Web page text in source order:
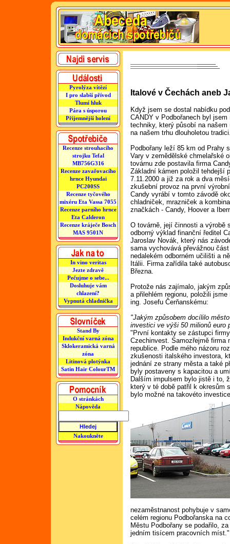
Pyrolýza vítězí
I pro slabší přívod
Tlumí hluk
Pára s úsporou
Příjemnější holení
Recenze strouhacího
strojku Tefal
MB756G316
Recenze zavařovacího
hrnce Hyundai
PC200SS
Recenze tyčového
mixéru Eta Vassa 7055
Recenze parního hrnce
Eta Calderon
Recenze kráječe Bosch
MAS 9501N
In vino veritas
Jezte zdravě
Pečujme o sebe...
Dosluhuje vám
chlazení?
Vypnutá chladnička
Stand By
Indukční varná zóna
Sklokeramická varná
zóna
Litinová plotýnka
Satin Hair ColourTM
O stránkách
Nápověda
Nakoukněte
Italové v Čechách aneb
Když jsem se dostal nabídku
CANDY v Podbořanech byl
techniky, který působí na
na našem trhu dlouholetou
Podbořany leží 85 km od Prahy
Vary v zemědělské chmelařské
továrnu zde postavila firma
Základní kámen položil tehdejší
7.11.2000 a již za rok a dva
zkušební provoz na první
Candy vyrábí v tomto závodě
chladniček, mrazniček a
značkách - Candy, Hoover a
O továrně, její činnosti a výrobě
odborný výklad finanční ředitel
Jaroslav Novák, který nás
sama vychovává převážnou
nedalekém odborném učilišti a
Itálii. Firma zařídila také
Března.
Protože nás zajímalo, jakým
a přilehlém regionu, položili
ing. Josefu Čerňanskému:
"Jakým způsobem docílilo
investici ve výši 50 milionů euro
"První kontakty se zástupci
Czechinvest. Samozřejmě
republice. Podle mého názoru
zkušenosti italského investora,
jednání ze strany města a také
byly postaveny s kapacitou a
Dalším impulsem bylo jistě i to,
který v té době patřil k okresům
bylo možné na takovéto
nezaměstnanost pohybuje v
celém regionu Podbořanska na
Městu Podbořany se podařilo,
jedním tisícem pracovních míst."